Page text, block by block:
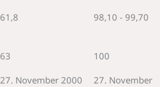
61,8 98,10 - 99,70
63 100
27. November 2000
27. November